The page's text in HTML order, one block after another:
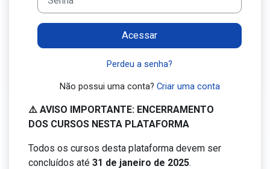
Acessar
Perdeu a senha?
Não possui uma conta? Criar uma conta
⚠️ AVISO IMPORTANTE: ENCERRAMENTO
DOS CURSOS NESTA PLATAFORMA
Todos os cursos desta plataforma devem ser
concluídos até 31 de janeiro de 2025.